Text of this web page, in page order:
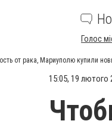
Голос
от рака, Мариуполю купили
15:05, 19 лютого